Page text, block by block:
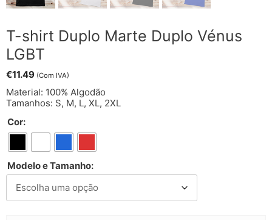
T-shirt Duplo Marte Duplo Vénus
LGBT
€11.49 (Com IVA)
Material: 100% Algodão
Tamanhos: S, M, L, XL, 2XL
Cor:
Modelo e Tamanho: